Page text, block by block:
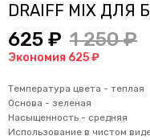
DRAIFF MIX
625 ₽ 1 250 ₽
Экономия 625 ₽
Температура цвета - теплая
Основа - зеленая
Насыщенность - средняя
Использование в чистом